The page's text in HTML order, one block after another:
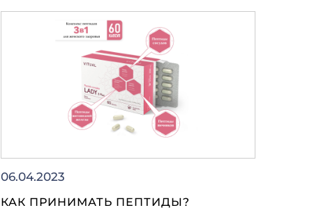
06.04.2023
КАК ПРИНИМАТЬ ПЕПТИДЫ?